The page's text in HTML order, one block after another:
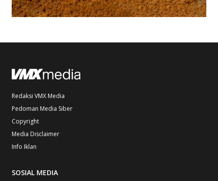
Redaksi VMX Media
Pedoman Media Siber
Copyright
Media Disclaimer
Info Iklan
SOSIAL MEDIA